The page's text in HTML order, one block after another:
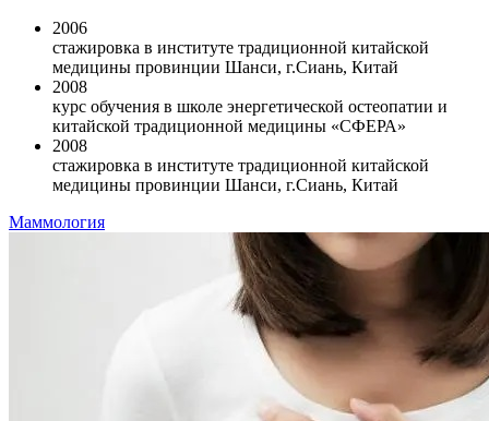
2006
стажировка в институте традиционной китайской
медицины провинции Шанси, г.Сиань, Китай
2008
курс обучения в школе энергетической остеопатии и
китайской традиционной медицины «СФЕРА»
2008
стажировка в институте традиционной китайской
медицины провинции Шанси, г.Сиань, Китай
Маммология